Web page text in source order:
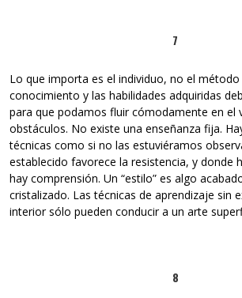
7
Lo que importa es el individuo, no el método
conocimiento y las habilidades adquiridas
para que podamos fluir cómodamente en el
obstáculos. No existe una enseñanza fija.
técnicas como si no las estuviéramos
establecido favorece la resistencia, y donde
hay comprensión. Un “estilo” es algo
cristalizado. Las técnicas de aprendizaje sin
interior sólo pueden conducir a un arte
8